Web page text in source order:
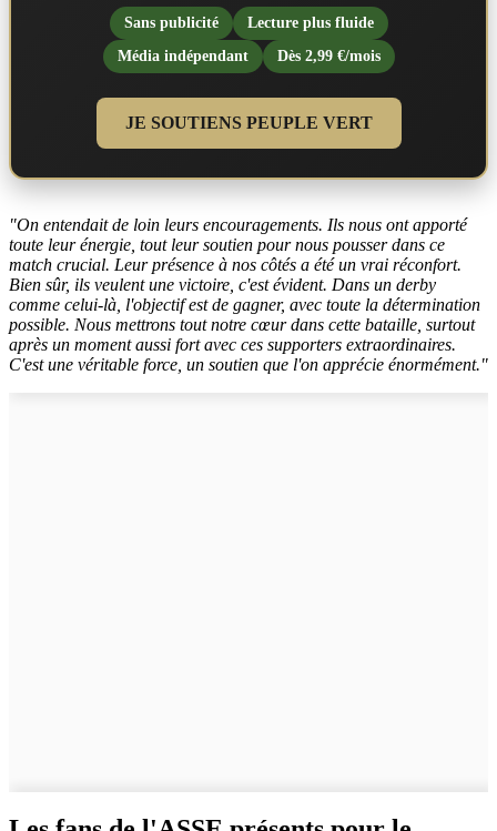
Sans publicité
Lecture plus fluide
Média indépendant
Dès 2,99 €/mois
JE SOUTIENS PEUPLE VERT
"On entendait de loin leurs encouragements. Ils nous ont apporté
toute leur énergie, tout leur soutien pour nous pousser dans ce
match crucial. Leur présence à nos côtés a été un vrai réconfort.
Bien sûr, ils veulent une victoire, c'est évident. Dans un derby
comme celui-là, l'objectif est de gagner, avec toute la détermination
possible. Nous mettrons tout notre cœur dans cette bataille, surtout
après un moment aussi fort avec ces supporters extraordinaires.
C'est une véritable force, un soutien que l'on apprécie énormément."